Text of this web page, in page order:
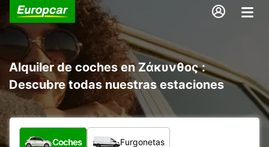
Alquiler de coches en Ζάκυνθος :
Descubre todas nuestras estaciones
¿Qué tipo de vehículo?
Coches Furgonetas